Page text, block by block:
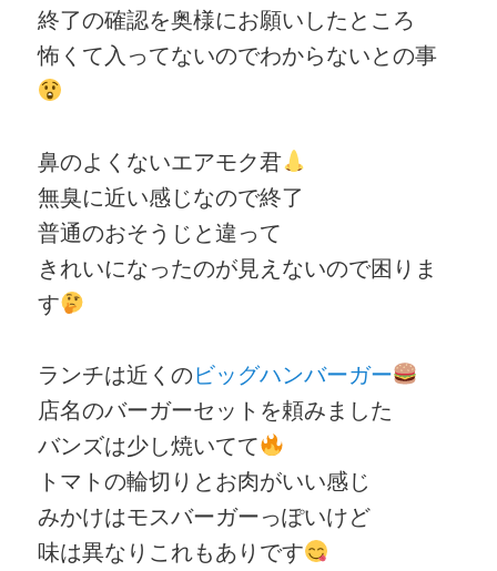
終了の確認を奥様にお願いしたところ
怖くて入ってないのでわからないとの事
鼻のよくないエアモク君
無臭に近い感じなので終了
普通のおそうじと違って
きれいになったのが見えないので困りま
す
ランチは近くのビッグハンバーガー
店名のバーガーセットを頼みました
バンズは少し焼いてて
トマトの輪切りとお肉がいい感じ
みかけはモスバーガーっぽいけど
味は異なりこれもありです